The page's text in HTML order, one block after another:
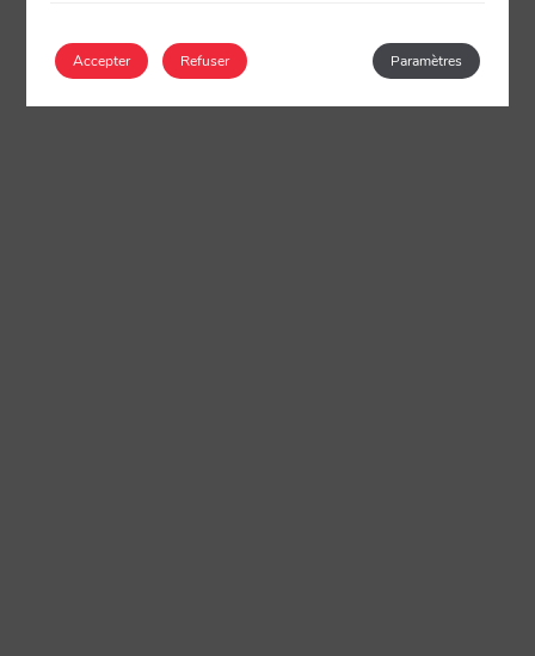
Accepter Paramètres
Refuser